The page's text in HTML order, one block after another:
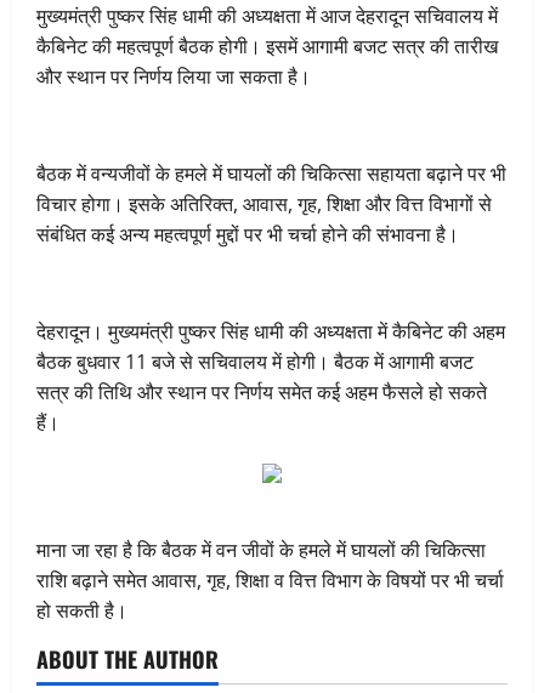
मुख्यमंत्री पुष्कर सिंह धामी की अध्यक्षता में आज देहरादून सचिवालय में
कैबिनेट की महत्वपूर्ण बैठक होगी। इसमें आगामी बजट सत्र की तारीख
और स्थान पर निर्णय लिया जा सकता है।
बैठक में वन्यजीवों के हमले में घायलों की चिकित्सा सहायता बढ़ाने पर भी
विचार होगा। इसके अतिरिक्त, आवास, गृह, शिक्षा और वित्त विभागों से
संबंधित कई अन्य महत्वपूर्ण मुद्दों पर भी चर्चा होने की संभावना है।
देहरादून। मुख्यमंत्री पुष्कर सिंह धामी की अध्यक्षता में कैबिनेट की अहम
बैठक बुधवार 11 बजे से सचिवालय में होगी। बैठक में आगामी बजट
सत्र की तिथि और स्थान पर निर्णय समेत कई अहम फैसले हो सकते
हैं।
माना जा रहा है कि बैठक में वन जीवों के हमले में घायलों की चिकित्सा
राशि बढ़ाने समेत आवास, गृह, शिक्षा व वित्त विभाग के विषयों पर भी चर्चा
हो सकती है।
ABOUT THE AUTHOR